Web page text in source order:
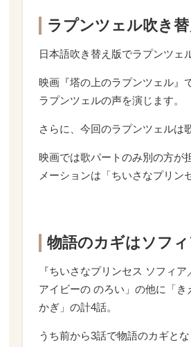
ラプンツェル吹き
日本語吹き替え版でラプンツェ
映画『塔の上のラプンツェル』
ラプンツェルの声を演じます。
さらに、今回のラプンツェルは
映画では歌パートのみ別の方が
メーションは「ちいさなプリン
物語のカギはソフ
『ちいさなプリンセス ソフィ
アイビーの のろい」の他に「
かぎ」の計4話。
うち前から3話で物語のカギと